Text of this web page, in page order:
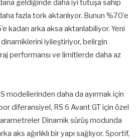
geldiğinde daha iyi tutuşa sahip
fazla tork aktarılıyor. Bunun %70’e
kadarı arka aksa aktarılabiliyor. Yeni
iyileştiriyor, belirgin
performansı ve limitlerde daha az
modellerinden daha da ayırmak için
diferansiyel, RS 6 Avant GT için özel
Dinamik sürüş modunda
aks ağırlıklı bir yapı sağlıyor. Sportif,